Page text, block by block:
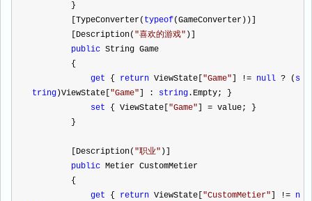
        }
        [TypeConverter(
typeof(GameConverter))]
        [Description(
"喜欢的游戏" )]
public String Game
        {
get { return ViewState[ "Game" != null ? ( s
tring )ViewState[ "Game" ] : string.Empty; }
set { ViewState[ "Game" = value; }
        }
        [Description(
"职业" )]
public Metier CustomMetier
        {
get { return ViewState[ "CustomMetier" != n